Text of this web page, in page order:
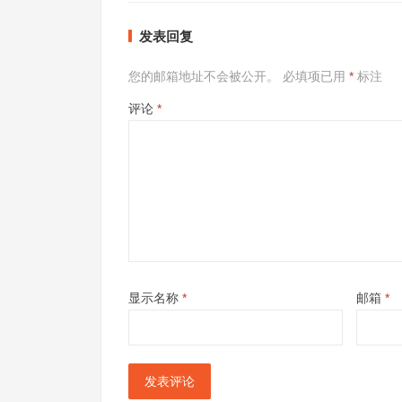
发表回复
您的邮箱地址不会被公开。 必填项已用 * 标注
评论 *
显示名称 * 邮箱 *